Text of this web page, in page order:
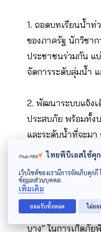
1. ถอดบทเรียนน้ำท่
ของภาครัฐ นักวิชา
ประชาชนร่วมกัน แ
จัดการระดับลุ่มน้ำ
2. พัฒนาระบบแจ้ง
ประสบภัย พร้อมทั้ง
และระดับน้ำที่จะมา
ขัง รวมถึงพื้นที่เสี่
ประชาชนในการรับ
3. จัดตั้งหน่วยงานส
บาง” ในการเกิดภั
ไทยพีบีเอสใช้คุ
เว็บไซต์ของเรามีการจัดเก็บคุก
ข้อมูลส่วนบุคคล
เพิ่มเติม
ยอมรับทั้งหมด ไม่ย